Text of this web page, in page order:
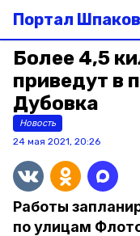
Портал
Более 4,5
приведут в
Дубовка
Новость
24 мая 2021, 20:26
Работы
по улицам